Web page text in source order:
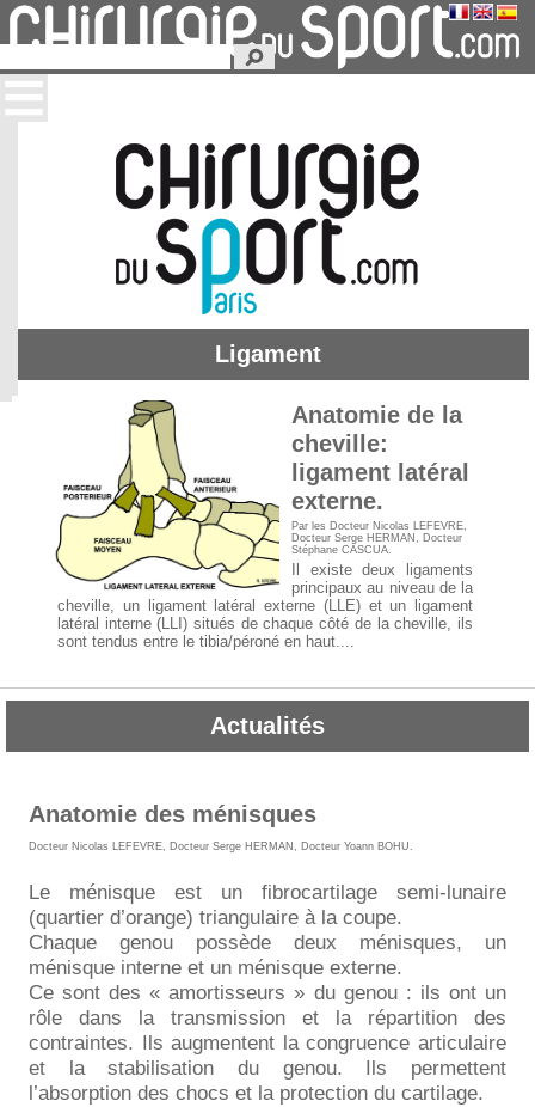
Ligament
Anatomie de la
cheville:
ligament latéral
externe.
Par les Docteur Nicolas LEFEVRE,
Docteur Serge HERMAN , Docteur
Stéphane CASCUA.
Il existe deux ligaments
principaux au niveau de la
cheville, un ligament latéral externe (LLE) et un ligament
latéral interne (LLI) situés de chaque côté de la cheville, ils
sont tendus entre le tibia/péroné en haut....
Actualités
Anatomie des ménisques
Docteur Nicolas LEFEVRE, Docteur Serge HERMAN , Docteur Yoann BOHU.
Le ménisque est un fibrocartilage semi-lunaire
(quartier d’orange) triangulaire à la coupe.
Chaque genou possède deux ménisques, un
ménisque interne et un ménisque externe.
Ce sont des « amortisseurs » du genou : ils ont un
rôle dans la transmission et la répartition des
contraintes. Ils augmentent la congruence articulaire
et la stabilisation du genou. Ils permettent
l’absorption des chocs et la protection du cartilage.